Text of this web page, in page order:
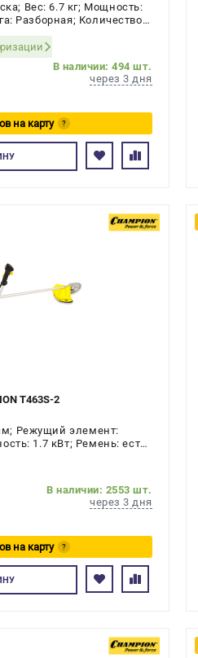
Вес: 6.7 кг; Мощность:
Разборная; Количество
В наличии: 494 шт.
через 3 дня
на карту
?
Т463S-2
Режущий элемент:
1.7 кВт; Ремень: есть;
В наличии: 2553 шт.
через 3 дня
на карту
?